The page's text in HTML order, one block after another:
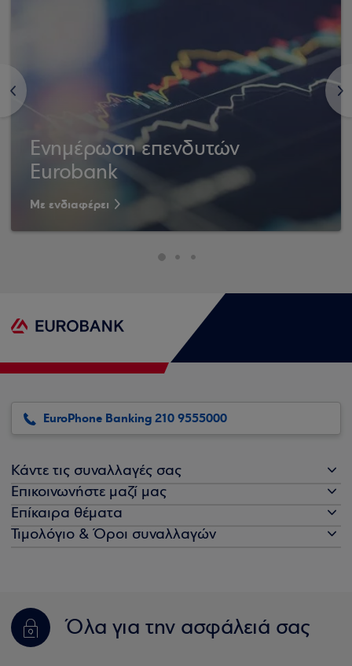
<
Ενημέρωση επενδυτών
Eurobank
Με ενδιαφέρει
>
EuroPhone Banking 210 9555000
Κάντε τις συναλλαγές σας
Επικοινωνήστε μαζί μας
Επίκαιρα θέματα
Τιμολόγιο & Όροι συναλλαγών
Όλα για την ασφάλειά σας